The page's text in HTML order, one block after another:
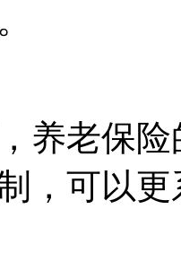
老保险
，可以